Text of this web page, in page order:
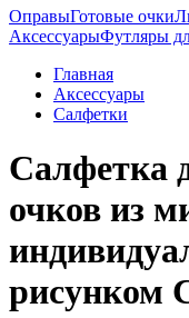
ОправыГотовые очки
АксессуарыФутляры
Главная
Аксессуары
Салфетки
Салфетка
очков из
рисунком